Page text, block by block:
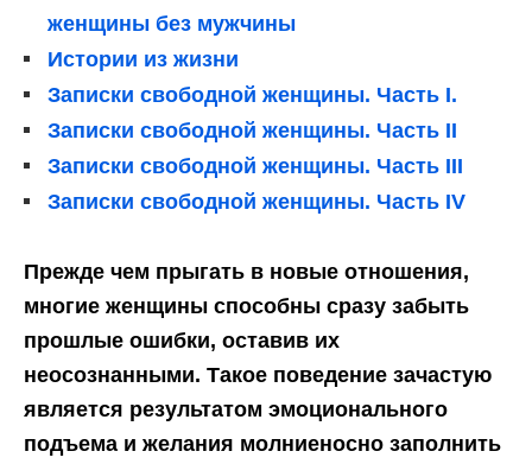
женщины без мужчины
Истории из жизни
Записки свободной женщины. Часть I.
Записки свободной женщины. Часть II
Записки свободной женщины. Часть III
Записки свободной женщины. Часть IV
Прежде чем прыгать в новые отношения,
многие женщины способны сразу забыть
прошлые ошибки, оставив их
неосознанными. Такое поведение зачастую
является результатом эмоционального
подъема и желания молниеносно заполнить